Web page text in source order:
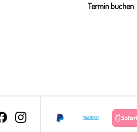
Termin buchen